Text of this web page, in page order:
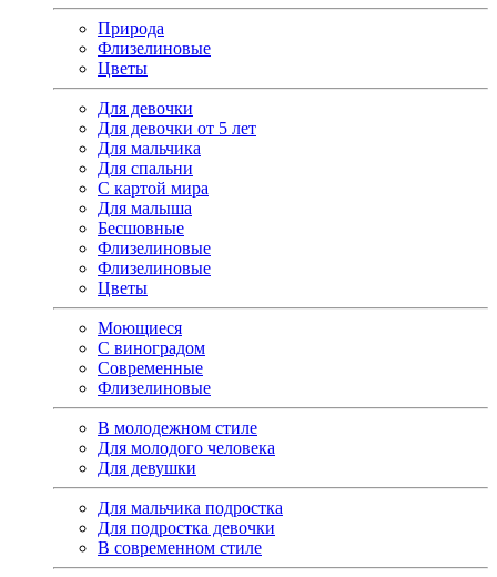
Природа
Флизелиновые
Цветы
Для девочки
Для девочки от 5 лет
Для мальчика
Для спальни
С картой мира
Для малыша
Бесшовные
Флизелиновые
Флизелиновые
Цветы
Моющиеся
С виноградом
Современные
Флизелиновые
В молодежном стиле
Для молодого человека
Для девушки
Для мальчика подростка
Для подростка девочки
В современном стиле